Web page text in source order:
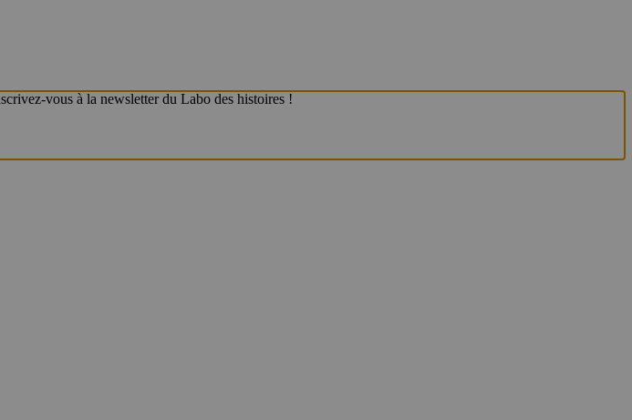
vous à la newsletter du Labo des histoires !